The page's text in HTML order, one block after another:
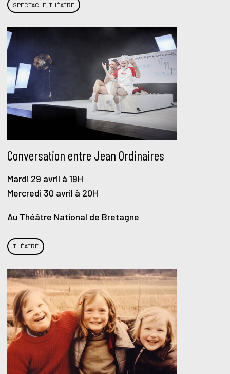
SPECTACLE, THÉATRE
Conversation entre Jean Ordinaires
Mardi 29 avril à 19H
Mercredi 30 avril à 20H
Au Théâtre National de Bretagne
THÉATRE